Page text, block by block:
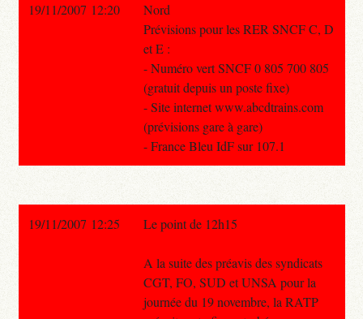
Nord
Prévisions pour les RER SNCF C, D
et E :
- Numéro vert SNCF 0 805 700 805
(gratuit depuis un poste fixe)
- Site internet www.abcdtrains.com
(prévisions gare à gare)
- France Bleu IdF sur 107.1
19/11/2007 12:20
19/11/2007 12:25 Le point de 12h15
A la suite des préavis des syndicats
CGT, FO, SUD et UNSA pour la
journée du 19 novembre, la RATP